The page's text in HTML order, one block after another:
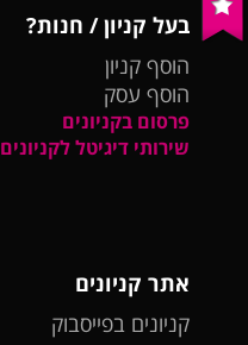
בעל קניון / חנות?
הוסף קניון
הוסף עסק
פרסום בקניונים
שירותי דיגיטל לקניונים
אתר קניונים
קניונים בפייסבוק